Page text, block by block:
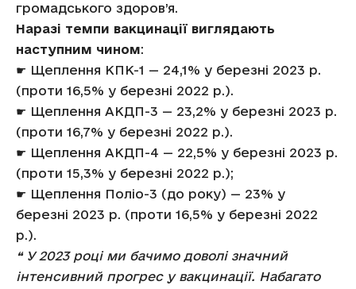
громадського здоров’я.
Наразі темпи вакцинації виглядають
наступним чином:
☛ Щеплення КПК-1 — 24,1% у березні 2023 р.
(проти 16,5% у березні 2022 р.).
☛ Щеплення АКДП-3 — 23,2% у березні 2023 р.
(проти 16,7% у березні 2022 р.).
☛ Щеплення АКДП-4 — 22,5% у березні 2023 р.
(проти 15,3% у березні 2022 р.);
☛ Щеплення Поліо-3 (до року) — 23% у
березні 2023 р. (проти 16,5% у березні 2022
р.).
❝ У 2023 році ми бачимо доволі значний
інтенсивний прогрес у вакцинації. Набагато